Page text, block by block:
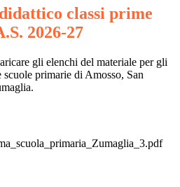
classi prime
2026-27
gli elenchi del materiale per gli
primarie di Amosso, San